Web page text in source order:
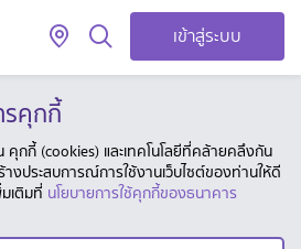
เข้าสู่ระบบ
รคุกกี้
คุกกี้ (cookies) และเทคโนโลยีที่คล้ายคลึงกัน
งประสบการณ์การใช้งานเว็บไซต์ของท่านให้ดี
เติมที่ นโยบายการใช้คุกกี้ของธนาคาร